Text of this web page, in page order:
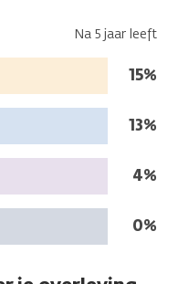
Na 5 jaar leeft
Na
jaar
15%
Na
jaar
13%
Na
jaar
4%
Na
0%